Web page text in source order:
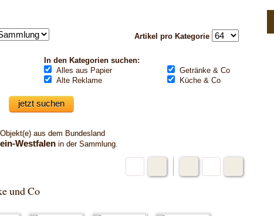
Artikel pro Kategorie
In den Kategorien suchen:
Alles aus Papier
Getränke & Co
Alte Reklame
Küche & Co
aus dem Bundesland
Westfalenin der Sammlung.
und Co